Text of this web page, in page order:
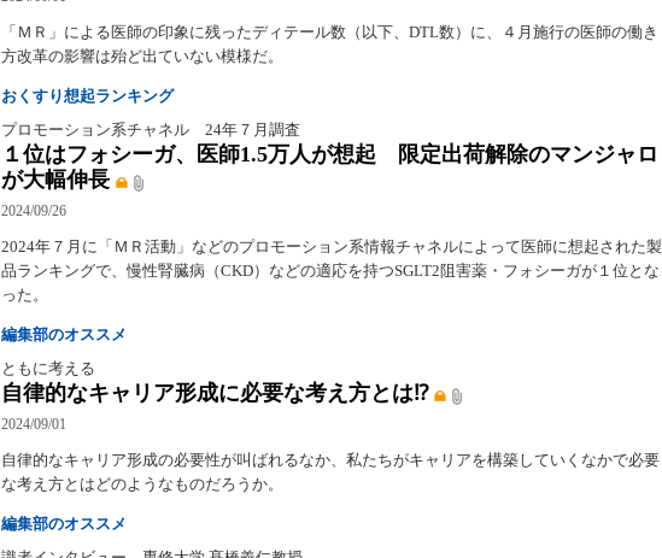
「ＭＲ」による医師の印象に残ったディテール数（以下、DTL数）に、４月施行の医師の働き
方改革の影響は殆ど出ていない模様だ。
おくすり想起ランキング
プロモーション系チャネル 24年７月調査
１位はフォシーガ、医師1.5万人が想起 限定出荷解除のマンジャロ
が大幅伸長
2024/09/26
2024年７月に「ＭＲ活動」などのプロモーション系情報チャネルによって医師に想起された製
品ランキングで、慢性腎臓病（CKD）などの適応を持つSGLT2阻害薬・フォシーガが１位とな
った。
編集部のオススメ
ともに考える
自律的なキャリア形成に必要な考え方とは⁉
2024/09/01
自律的なキャリア形成の必要性が叫ばれるなか、私たちがキャリアを構築していくなかで必要
な考え方とはどのようなものだろうか。
編集部のオススメ